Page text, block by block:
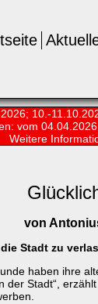
10.-
vom
Weitere
von
Stadt zu
haben ihre
Stadt“,